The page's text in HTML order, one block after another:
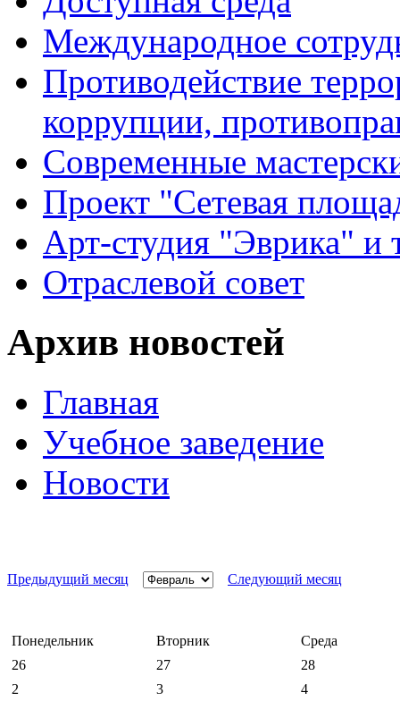
Международное
Противодействие
коррупции,
Современные
Проект "Сетевая
Арт-студия "Эврика" и
Отраслевой совет
Архив новостей
Главная
Учебное заведение
Новости
Предыдущий месяц Следующий месяц
Понедельник Вторник
Среда
26
27
28
2
3
4